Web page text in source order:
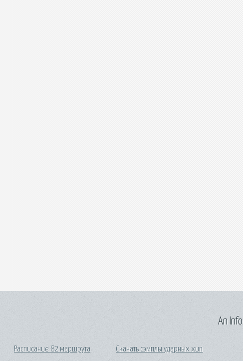
Расписание 82 маршрута
Скачать сэмплы ударных хип
An